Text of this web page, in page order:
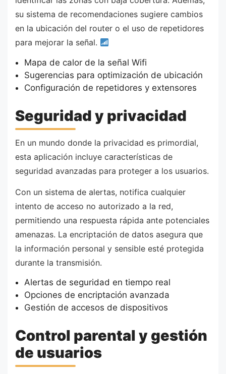
su sistema de recomendaciones sugiere cambios
en la ubicación del router o el uso de repetidores
para mejorar la señal.
Mapa de calor de la señal Wifi
Sugerencias para optimización de ubicación
Configuración de repetidores y extensores
Seguridad y privacidad
En un mundo donde la privacidad es primordial,
esta aplicación incluye características de
seguridad avanzadas para proteger a los usuarios.
Con un sistema de alertas, notifica cualquier
intento de acceso no autorizado a la red,
permitiendo una respuesta rápida ante potenciales
amenazas. La encriptación de datos asegura que
la información personal y sensible esté protegida
durante la transmisión.
Alertas de seguridad en tiempo real
Opciones de encriptación avanzada
Gestión de accesos de dispositivos
Control parental y gestión
de usuarios